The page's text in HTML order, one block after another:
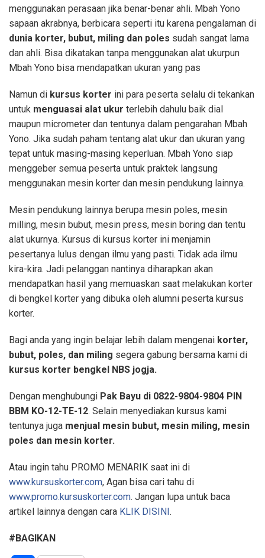
menggunakan perasaan jika benar-benar ahli. Mbah Yono
sapaan akrabnya, berbicara seperti itu karena pengalaman di
dunia korter, bubut, miling dan poles sudah sangat lama
dan ahli. Bisa dikatakan tanpa menggunakan alat ukurpun
Mbah Yono bisa mendapatkan ukuran yang pas
Namun di kursus korter ini para peserta selalu di tekankan
untuk menguasai alat ukur terlebih dahulu baik dial
maupun micrometer dan tentunya dalam pengarahan Mbah
Yono. Jika sudah paham tentang alat ukur dan ukuran yang
tepat untuk masing-masing keperluan. Mbah Yono siap
menggeber semua peserta untuk praktek langsung
menggunakan mesin korter dan mesin pendukung lainnya.
Mesin pendukung lainnya berupa mesin poles, mesin
milling, mesin bubut, mesin press, mesin boring dan tentu
alat ukurnya. Kursus di kursus korter ini menjamin
pesertanya lulus dengan ilmu yang pasti. Tidak ada ilmu
kira-kira. Jadi pelanggan nantinya diharapkan akan
mendapatkan hasil yang memuaskan saat melakukan korter
di bengkel korter yang dibuka oleh alumni peserta kursus
korter.
Bagi anda yang ingin belajar lebih dalam mengenai korter,
bubut, poles, dan miling segera gabung bersama kami di
kursus korter bengkel NBS jogja.
Dengan menghubungi Pak Bayu di 0822-9804-9804 PIN
BBM KO-12-TE-12. Selain menyediakan kursus kami
tentunya juga menjual mesin bubut, mesin miling, mesin
poles dan mesin korter.
Atau ingin tahu PROMO MENARIK saat ini di
www.kursuskorter.com, Agan bisa cari tahu di
www.promo.kursuskorter.com. Jangan lupa untuk baca
artikel lainnya dengan cara KLIK DISINI.
#BAGIKAN